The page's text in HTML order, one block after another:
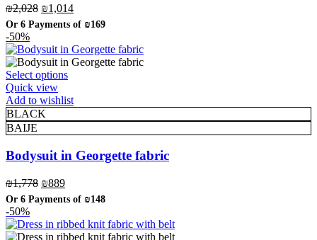
chosen
on
product
page
₪2,028 Original
price
was:
₪2,028.
₪1,014Current
price
₪1,014.
Or 6 Payments of ₪169
-50%
Select optionsThis
has
variants.
The
options
may
on
product
Quick view
Add to wishlist
BLACK
BAIJE
Bodysuit in Georgette fabric
₪1,778 Original
price
was:
₪1,778.
₪889Current
price
₪889.
Or 6 Payments of ₪148
-50%